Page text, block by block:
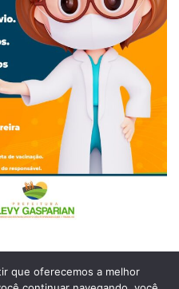
que oferecemos a melhor